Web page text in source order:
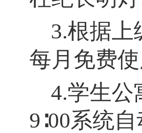
3.根据
每月免费
4.学生公
9∶00系统